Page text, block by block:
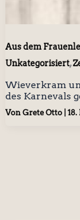
Aus dem
Unkategorisiert,
Wieverkram
des Karnevals
Von Grete Otto